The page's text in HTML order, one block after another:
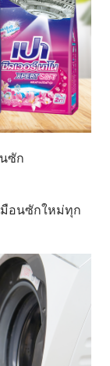
ซัก
อนซักใหม่ทุก